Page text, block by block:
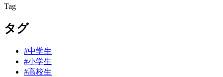
Tag
タグ
#中学生
#小学生
#高校生